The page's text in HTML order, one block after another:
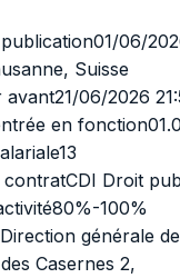
06/
Suisse
avant21/06/2026
en
contratCDI Droit
100%
générale
Casernes 2,